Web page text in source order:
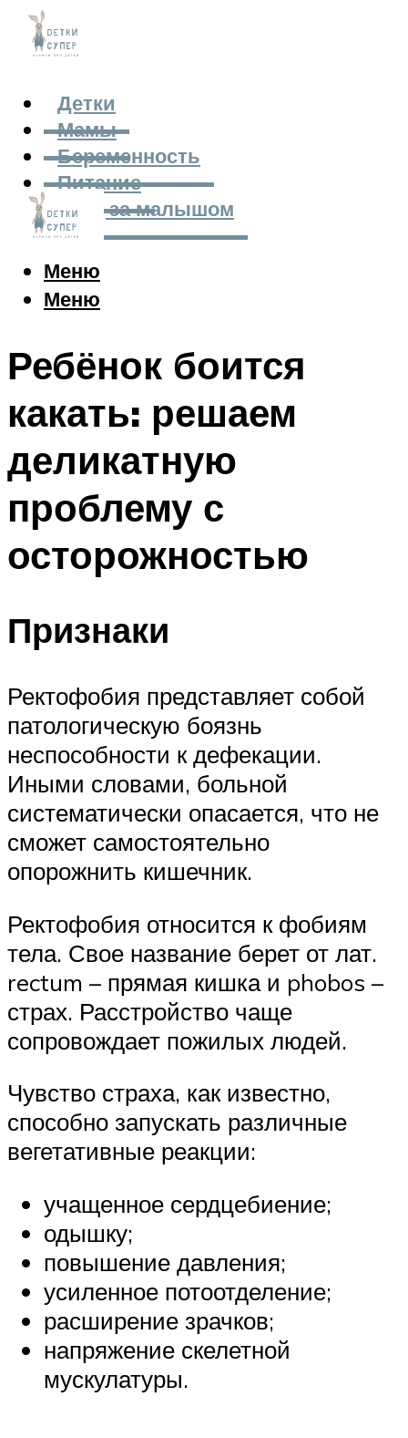
Детки
Мамы
Беременность
Питание
Уход за малышом
Меню
Меню
Ребёнок боится
какать: решаем
деликатную
проблему с
осторожностью
Признаки
Ректофобия представляет собой
патологическую боязнь
неспособности к дефекации.
Иными словами, больной
систематически опасается, что не
сможет самостоятельно
опорожнить кишечник.
Ректофобия относится к фобиям
тела. Свое название берет от лат.
rectum – прямая кишка и phobos –
страх. Расстройство чаще
сопровождает пожилых людей.
Чувство страха, как известно,
способно запускать различные
вегетативные реакции:
учащенное сердцебиение;
одышку;
повышение давления;
усиленное потоотделение;
расширение зрачков;
напряжение скелетной
мускулатуры.